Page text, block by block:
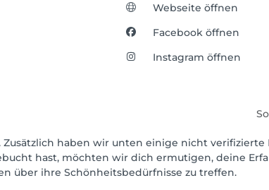
Webseite öffnen
Facebook öffnen
Instagram öffnen
Zusätzlich haben wir unten einige nicht
hast, möchten wir dich ermutigen, deine
über ihre Schönheitsbedürfnisse zu treffen.